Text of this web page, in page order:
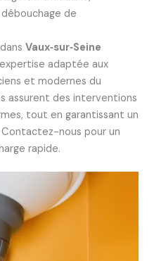
de
Vaux‑sur‑Seine
adaptée aux
et modernes du
assurent des interventions
tout en garantissant un
nous pour un
rapide.